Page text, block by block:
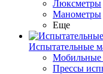
Люксметры
Манометры
Еще
Испытательные
Мобильные
Прессы